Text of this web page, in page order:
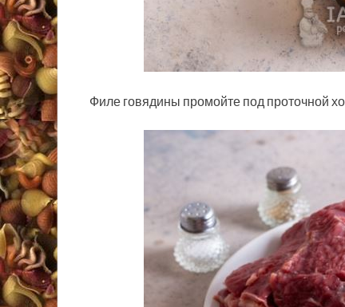
Филе говядины промойте под проточной